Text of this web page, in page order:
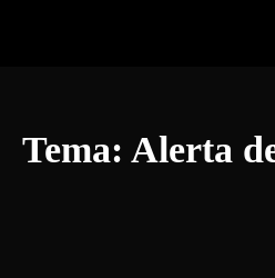
Tema: Alerta